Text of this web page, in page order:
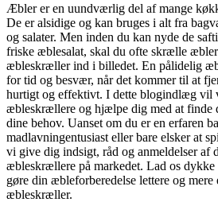
Æbler er en uundværlig del af mange
De er alsidige og kan bruges i alt fra
og salater. Men inden du kan nyde de
friske æblesalat, skal du ofte skrælle
æbleskræller ind i billedet. En pålidelig
for tid og besvær, når det kommer til at
hurtigt og effektivt. I dette blogindlæg vil
æbleskrællere og hjælpe dig med at finde
dine behov. Uanset om du er en erfaren
madlavningentusiast eller bare elsker at
vi give dig indsigt, råd og anmeldelser af
æbleskrællere på markedet. Lad os dykke
gøre din æbleforberedelse lettere og
æbleskræller.